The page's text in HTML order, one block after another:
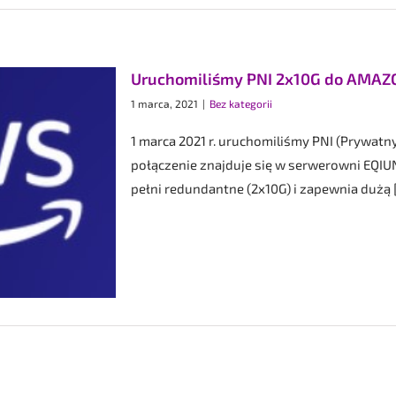
Uruchomiliśmy PNI 2x10G do
1 marca, 2021 | Bez kategorii
1 marca 2021 r. uruchomiliśmy PNI
połączenie znajduje się w serwerowni
pełni redundantne (2x10G) i zapewnia dużą